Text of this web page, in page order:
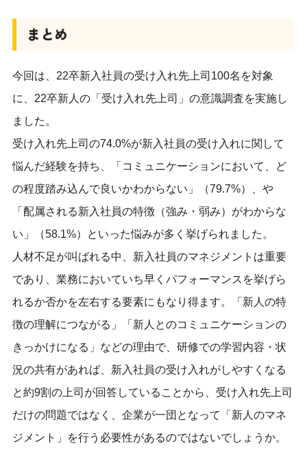
まとめ
今回は、22卒新入社員の受け入れ先上司100名を対象
に、22卒新人の「受け入れ先上司」の意識調査を実施し
ました。
受け入れ先上司の74.0%が新入社員の受け入れに関して
悩んだ経験を持ち、「コミュニケーションにおいて、ど
の程度踏み込んで良いかわからない」（79.7%）、や
「配属される新入社員の特徴（強み・弱み）がわからな
い」（58.1%）といった悩みが多く挙げられました。
人材不足が叫ばれる中、新入社員のマネジメントは重要
であり、業務においていち早くパフォーマンスを挙げら
れるか否かを左右する要素にもなり得ます。「新人の特
徴の理解につながる」「新人とのコミュニケーションの
きっかけになる」などの理由で、研修での学習内容・状
況の共有があれば、新入社員の受け入れがしやすくなる
と約9割の上司が回答していることから、受け入れ先上司
だけの問題ではなく、企業が一団となって「新人のマネ
ジメント」を行う必要性があるのではないでしょうか。